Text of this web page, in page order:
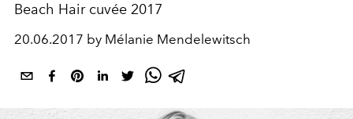
Beach Hair cuvée 2017
20.06.2017 by Mélanie Mendelewitsch